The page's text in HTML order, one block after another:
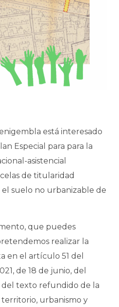
está interesado
Especial para para la
asistencial
de titularidad
suelo no urbanizable de
que puedes
realizar la
en el artículo 51 del
de 18 de junio, del
del texto refundido de la
urbanismo y